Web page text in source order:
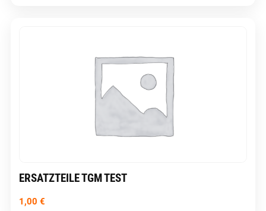
ERSATZTEILE TGM TEST
1,00 €